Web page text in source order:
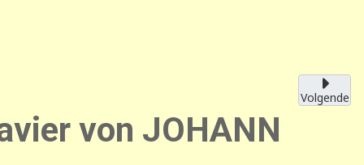
Volgende
von JOHANN